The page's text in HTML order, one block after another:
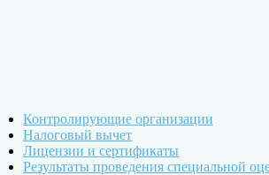
Контролирующие организации
Налоговый вычет
Лицензии и сертификаты
Результаты проведения специальной